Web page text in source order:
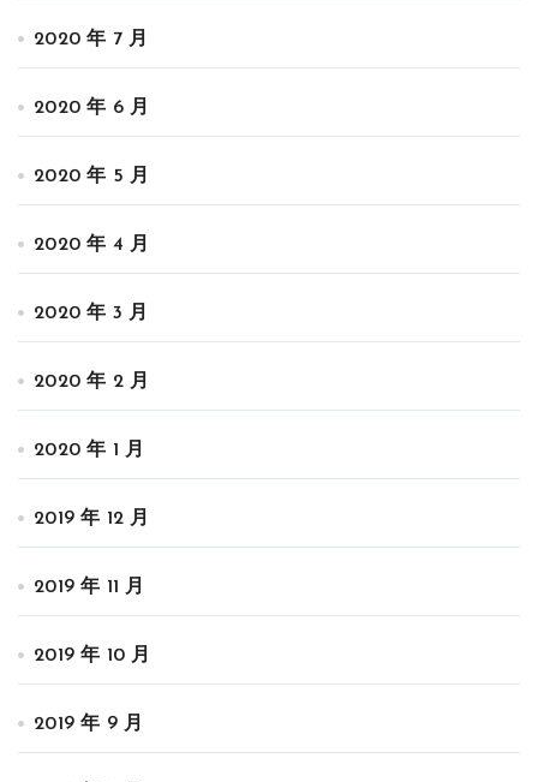
2020 年 7 月
2020 年 6 月
2020 年 5 月
2020 年 4 月
2020 年 3 月
2020 年 2 月
2020 年 1 月
2019 年 12 月
2019 年 11 月
2019 年 10 月
2019 年 9 月